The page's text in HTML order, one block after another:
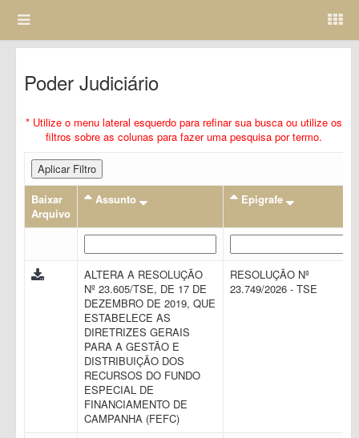
Poder Judiciário
* Utilize o menu lateral esquerdo para refinar sua busca ou utilize os
filtros sobre as colunas para fazer uma pesquisa por termo.
Aplicar Filtro
Baixar
Arquivo
Assunto Epigrafe
ALTERA A RESOLUÇÃO
Nº 23.605/TSE, DE 17 DE
DEZEMBRO DE 2019, QUE
ESTABELECE AS
DIRETRIZES GERAIS
PARA A GESTÃO E
DISTRIBUIÇÃO DOS
RECURSOS DO FUNDO
ESPECIAL DE
FINANCIAMENTO DE
CAMPANHA (FEFC)
RESOLUÇÃO Nº
23.749/2026 - TSE